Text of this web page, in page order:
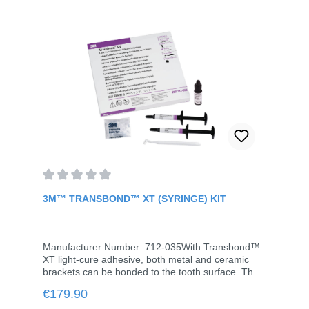
3M™ TRANSBOND™ XT (SYRINGE) KIT
Manufacturer Number: 712-035With Transbond™
XT light-cure adhesive, both metal and ceramic
brackets can be bonded to the tooth surface. The
bracket positioning.The special viscosity of the
Regular price:
€179.90